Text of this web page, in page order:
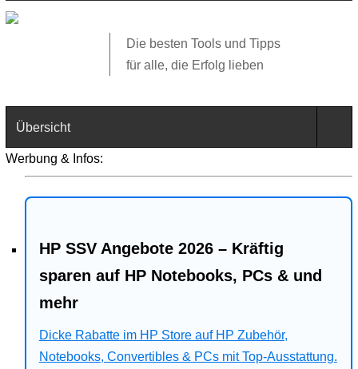
Die besten Tools und Tipps
für alle, die Erfolg lieben
Übersicht
Technik
Web
Business
Angebote
Werbung & Infos:
HP SSV Angebote 2026 – Kräftig
sparen auf HP Notebooks, PCs & und
mehr
Dicke Rabatte im HP Store auf HP Zubehör,
Notebooks, Convertibles & PCs mit Top-Ausstattung.